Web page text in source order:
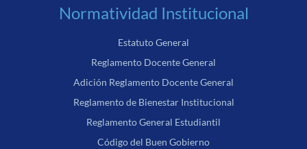
Normatividad Institucional
Estatuto General
Reglamento Docente General
Adición Reglamento Docente General
Reglamento de Bienestar Institucional
Reglamento General Estudiantil
Código del Buen Gobierno